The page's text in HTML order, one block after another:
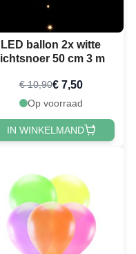
LED ballon 2x witte
lichtsnoer 50 cm 3 m
€ 10,90€ 7,50
Op voorraad
IN WINKELMAND